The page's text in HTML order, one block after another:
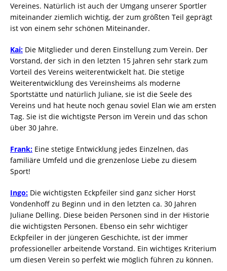
Vereines. Natürlich ist auch der Umgang unserer Sportler
miteinander ziemlich wichtig, der zum größten Teil geprägt
ist von einem sehr schönen Miteinander.
Kai: Die Mitglieder und deren Einstellung zum Verein. Der
Vorstand, der sich in den letzten 15 Jahren sehr stark zum
Vorteil des Vereins weiterentwickelt hat. Die stetige
Weiterentwicklung des Vereinsheims als moderne
Sportstätte und natürlich Juliane, sie ist die Seele des
Vereins und hat heute noch genau soviel Elan wie am ersten
Tag. Sie ist die wichtigste Person im Verein und das schon
über 30 Jahre.
Frank: Eine stetige Entwicklung jedes Einzelnen, das
familiäre Umfeld und die grenzenlose Liebe zu diesem
Sport!
Ingo: Die wichtigsten Eckpfeiler sind ganz sicher Horst
Vondenhoff zu Beginn und in den letzten ca. 30 Jahren
Juliane Delling. Diese beiden Personen sind in der Historie
die wichtigsten Personen. Ebenso ein sehr wichtiger
Eckpfeiler in der jüngeren Geschichte, ist der immer
professioneller arbeitende Vorstand. Ein wichtiges Kriterium
um diesen Verein so perfekt wie möglich führen zu können.